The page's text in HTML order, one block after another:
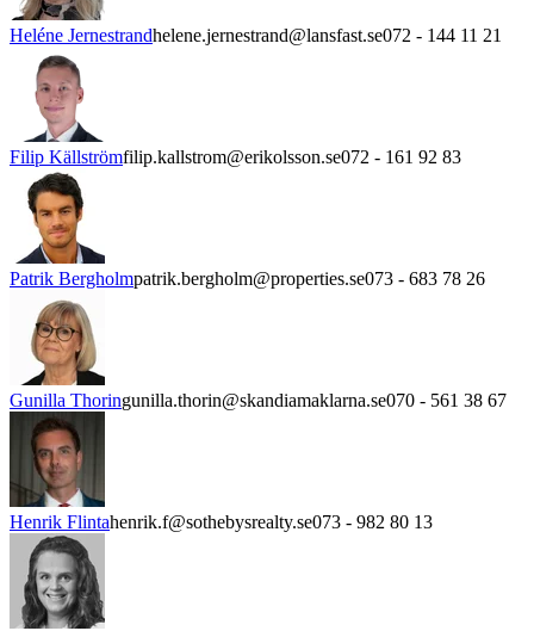
Heléne Jernestrandhelene.jernestrand@lansfast.se072 - 144 11 21
Filip Källströmfilip.kallstrom@erikolsson.se072 - 161 92 83
Patrik Bergholmpatrik.bergholm@properties.se073 - 683 78 26
Gunilla Thoringunilla.thorin@skandiamaklarna.se070 - 561 38 67
Henrik Flintahenrik.f@sothebysrealty.se073 - 982 80 13